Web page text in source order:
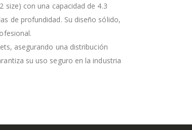
size) con una capacidad de 4.3
de profundidad. Su diseño sólido,
asegurando una distribución
su uso seguro en la industria